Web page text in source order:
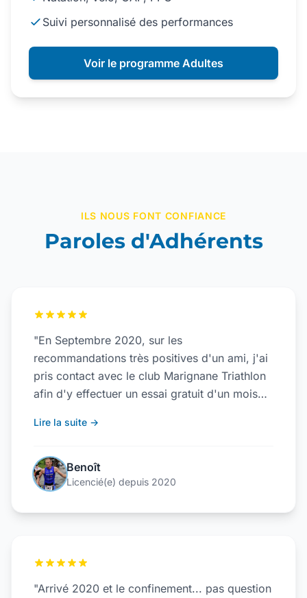
Suivi personnalisé des performances
Voir le programme Adultes
ILS NOUS FONT CONFIANCE
Paroles d'Adhérents
"En Septembre 2020, sur les
recommandations très positives d'un ami, j'ai
pris contact avec le club Marignane Triathlon
afin d'y effectuer un essai gratuit d'un mois
Les premiers contacts et les premières
accueilli se sont passés très naturellement et
je me suis senti à l'aise très rapidement. Très
Lire la suite →
Benoît
Licencié(e) depuis 2020
"Arrivé 2020 et le confinement... pas question